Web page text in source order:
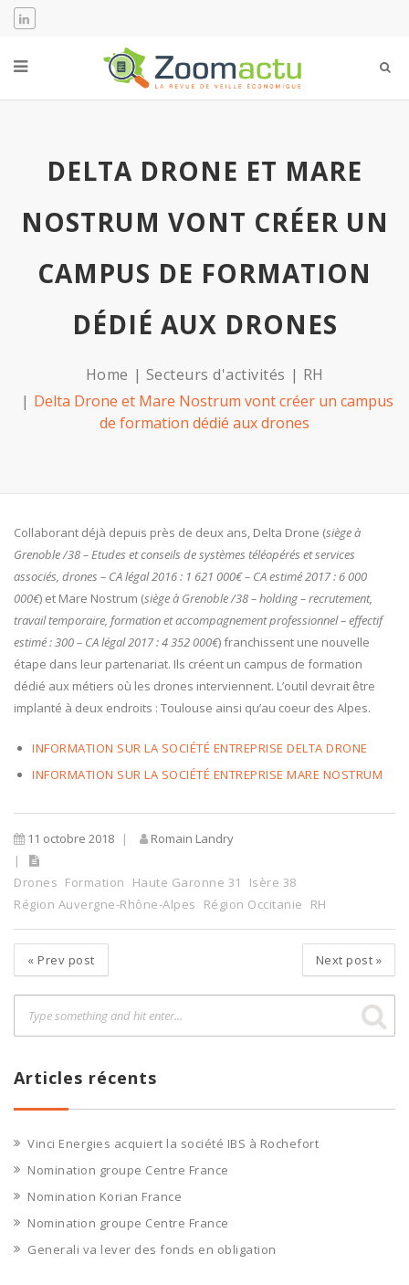
DELTA DRONE ET MARE
NOSTRUM VONT CRÉER UN
CAMPUS DE FORMATION
DÉDIÉ AUX DRONES
Home Secteurs d'activités
RH
Delta Drone et Mare Nostrum vont créer un campus
de formation dédié aux drones
Collaborant déjà depuis près de deux ans, Delta Drone (siège à
Grenoble /38 – Etudes et conseils de systèmes téléopérés et services
associés, drones – CA légal 2016 : 1 621 000€ – CA estimé 2017 : 6 000
000€) et Mare Nostrum (siège à Grenoble /38 – holding – recrutement,
travail temporaire, formation et accompagnement professionnel – effectif
estimé : 300 – CA légal 2017 : 4 352 000€) franchissent une nouvelle
étape dans leur partenariat. Ils créent un campus de formation
dédié aux métiers où les drones interviennent. L’outil devrait être
implanté à deux endroits : Toulouse ainsi qu’au coeur des Alpes.
INFORMATION SUR LA SOCIÉTÉ ENTREPRISE DELTA DRONE
INFORMATION SUR LA SOCIÉTÉ ENTREPRISE MARE NOSTRUM
11 octobre 2018 Romain Landry
Drones Formation Haute Garonne 31
Isère 38
Région Auvergne-Rhône-Alpes
Région Occitanie RH
« Prev post Next post »
Articles récents
Vinci Energies acquiert la société IBS à Rochefort
Nomination groupe Centre France
Nomination Korian France
Nomination groupe Centre France
Generali va lever des fonds en obligation